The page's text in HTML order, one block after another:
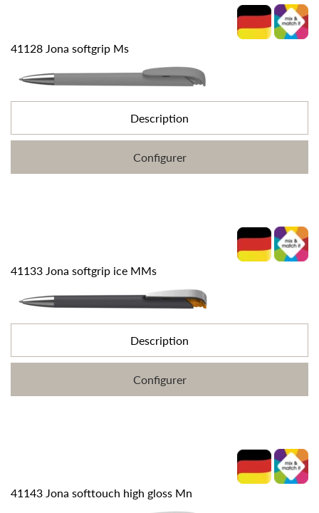
41128 Jona softgrip Ms
Description
Configurer
41133 Jona softgrip ice MMs
Description
Configurer
41143 Jona softtouch high gloss Mn